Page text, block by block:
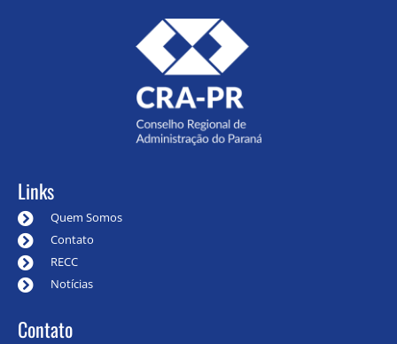
Links
Quem Somos
Contato
RECC
Notícias
Contato